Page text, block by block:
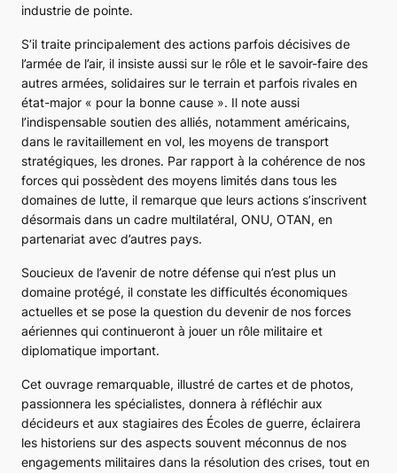
industrie de pointe.
S’il traite principalement des actions parfois décisives de
l’armée de l’air, il insiste aussi sur le rôle et le savoir-faire des
autres armées, solidaires sur le terrain et parfois rivales en
état-major « pour la bonne cause ». Il note aussi
l’indispensable soutien des alliés, notamment américains,
dans le ravitaillement en vol, les moyens de transport
stratégiques, les drones. Par rapport à la cohérence de nos
forces qui possèdent des moyens limités dans tous les
domaines de lutte, il remarque que leurs actions s’inscrivent
désormais dans un cadre multilatéral, ONU, OTAN, en
partenariat avec d’autres pays.
Soucieux de l’avenir de notre défense qui n’est plus un
domaine protégé, il constate les difficultés économiques
actuelles et se pose la question du devenir de nos forces
aériennes qui continueront à jouer un rôle militaire et
diplomatique important.
Cet ouvrage remarquable, illustré de cartes et de photos,
passionnera les spécialistes, donnera à réfléchir aux
décideurs et aux stagiaires des Écoles de guerre, éclairera
les historiens sur des aspects souvent méconnus de nos
engagements militaires dans la résolution des crises, tout en